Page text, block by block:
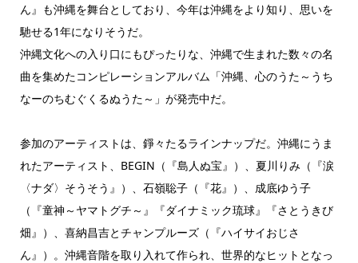
ん』も沖縄を舞台としており、今年は沖縄をより知り、思いを
馳せる1年になりそうだ。
沖縄文化への入り口にもぴったりな、沖縄で生まれた数々の名
曲を集めたコンピレーションアルバム「沖縄、心のうた～うち
なーのちむぐくるぬうた～」が発売中だ。
参加のアーティストは、錚々たるラインナップだ。沖縄にうま
れたアーティスト、BEGIN（『島人ぬ宝』）、夏川りみ（『涙
〈ナダ〉そうそう』）、石嶺聡子（『花』）、成底ゆう子
（『童神～ヤマトグチ～』『ダイナミック琉球』『さとうきび
畑』）、喜納昌吉とチャンプルーズ（『ハイサイおじさ
ん』）。沖縄音階を取り入れて作られ、世界的なヒットとなっ